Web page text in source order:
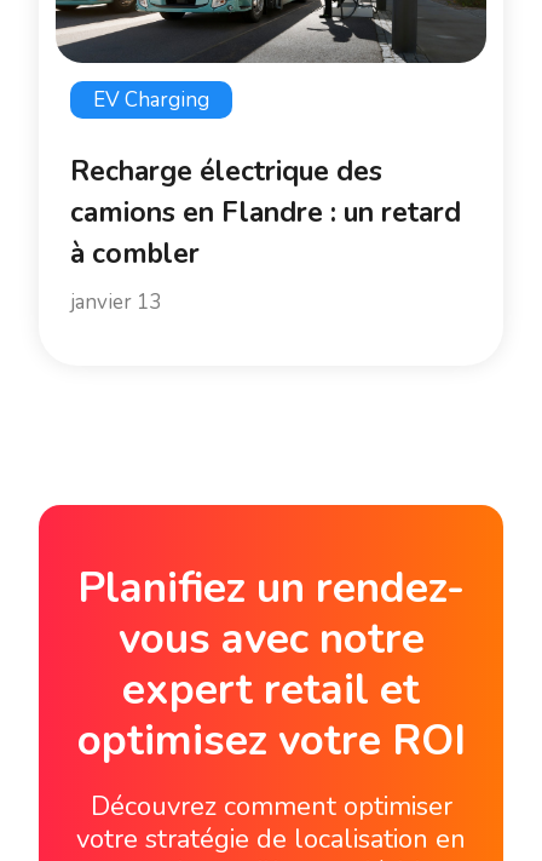
EV Charging
Recharge électrique des
camions en Flandre : un retard
à combler
janvier 13
Planifiez un rendez-
vous avec notre
expert retail et
optimisez votre ROI
Découvrez comment optimiser
votre stratégie de localisation en